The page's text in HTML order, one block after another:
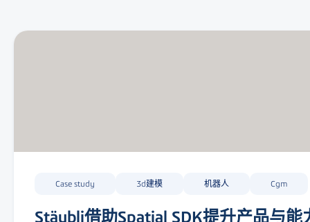
Case study 3d建模 机器人 Cgm
Stäubli借助Spatial SDK提升产品与能